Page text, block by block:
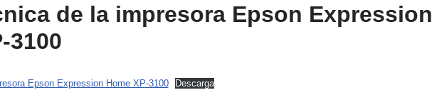
de la impresora Epson Expression
3100
Epson Expression Home XP-3100 Descarga